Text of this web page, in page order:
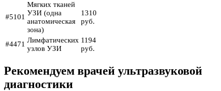
#5101
Мягких тканей
УЗИ (одна
анатомическая
зона)
1310
руб.
#4471 Лимфатических
узлов УЗИ
1194
руб.
Рекомендуем врачей ультразвуковой
диагностики